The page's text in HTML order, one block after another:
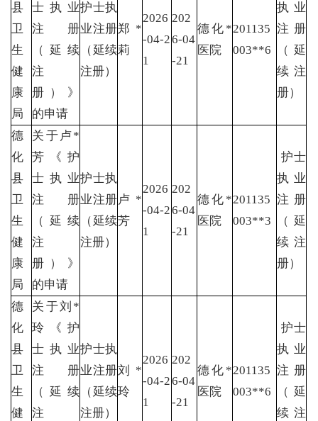
县
卫
生
健
康
局
士执业
注册
（延续
注
册）》
的申请
护士执
业注册
（延续
注册）
郑*
莉
2026
-04-2
1
202
6-04
-21
德化*
医院
201135
003**6
执业
注册
（延
续注
册）
德
化
县
卫
生
健
康
局
关于卢*
芳《护
士执业
注册
（延续
注
册）》
的申请
护士执
业注册
（延续
注册）
卢*
芳
2026
-04-2
1
202
6-04
-21
德化*
医院
201135
003**3
护士
执业
注册
（延
续注
册）
德
化
县
卫
生
健
关于刘*
玲《护
士执业
注册
（延续
注
护士执
业注册
（延续
注册）
刘*
玲
2026
-04-2
1
202
6-04
-21
德化*
医院
201135
003**6
护士
执业
注册
（延
续注